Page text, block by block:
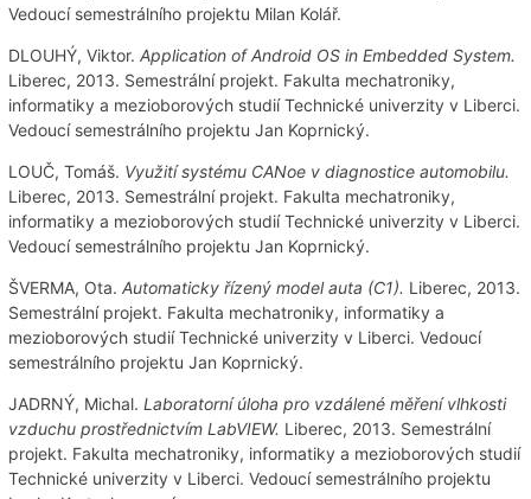
Vedoucí semestrálního projektu Milan Kolář.
DLOUHÝ, Viktor. Application of Android OS in Embedded System.
Liberec, 2013. Semestrální projekt. Fakulta mechatroniky,
informatiky a mezioborových studií Technické univerzity v Liberci.
Vedoucí semestrálního projektu Jan Koprnický.
LOUČ, Tomáš. Využití systému CANoe v diagnostice automobilu.
Liberec, 2013. Semestrální projekt. Fakulta mechatroniky,
informatiky a mezioborových studií Technické univerzity v Liberci.
Vedoucí semestrálního projektu Jan Koprnický.
ŠVERMA, Ota. Automaticky řízený model auta (C1). Liberec, 2013.
Semestrální projekt. Fakulta mechatroniky, informatiky a
mezioborových studií Technické univerzity v Liberci. Vedoucí
semestrálního projektu Jan Koprnický.
JADRNÝ, Michal. Laboratorní úloha pro vzdálené měření vlhkosti
vzduchu prostřednictvím LabVIEW. Liberec, 2013. Semestrální
projekt. Fakulta mechatroniky, informatiky a mezioborových studií
Technické univerzity v Liberci. Vedoucí semestrálního projektu